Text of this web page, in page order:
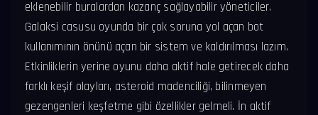
eklenebilir buralardan kazanç sağlayabilir yöneticiler.
Galaksi casusu oyunda bir çok soruna yol açan bot
kullanımının önünü açan bir sistem ve kaldırılması lazım.
Etkinliklerin yerine oyunu daha aktif hale getirecek daha
farklı keşif olayları, asteroid madenciliği, bilinmeyen
gezengenleri keşfetme gibi özellikler gelmeli. İn aktif